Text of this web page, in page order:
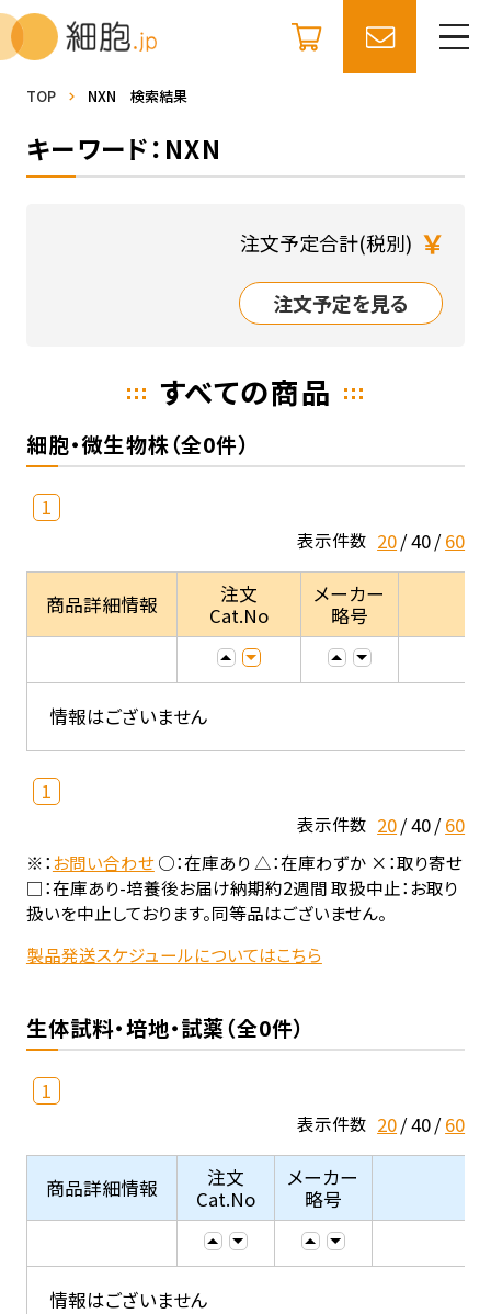
TOP NXN 検索結果
キーワード：NXN
注文予定合計(税別) ￥
注文予定を見る
すべての商品
細胞・微生物株（全0件）
1
表示件数 20 40 60
商品詳細情報
注文
Cat.No
メーカー
略号
情報はございません
1
表示件数 20 40 60
※：お問い合わせ○：在庫あり △：在庫わずか ×：取り寄せ
□：在庫あり-培養後お届け納期約2週間 取扱中止：お取り
扱いを中止しております。同等品はございません。
製品発送スケジュールについてはこちら
生体試料・培地・試薬（全0件）
1
表示件数 20 40 60
商品詳細情報
注文
Cat.No
メーカー
略号
情報はございません